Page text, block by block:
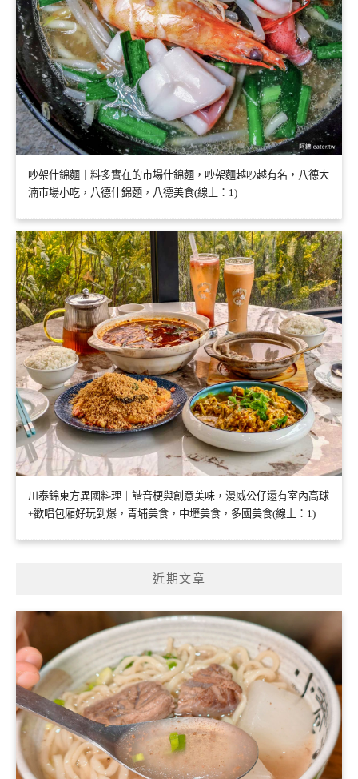
吵架什錦麵｜料多實在的市場什錦麵，吵架麵越吵越有名，八德大
湳市場小吃，八德什錦麵，八德美食(線上：1)
川泰錦東方異國料理｜諧音梗與創意美味，漫威公仔還有室內高球
+歡唱包廂好玩到爆，青埔美食，中壢美食，多國美食(線上：1)
近期文章